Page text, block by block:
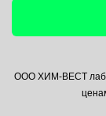
Информация
Политика
Контакты
ООО ХИМ-ВЕСТ